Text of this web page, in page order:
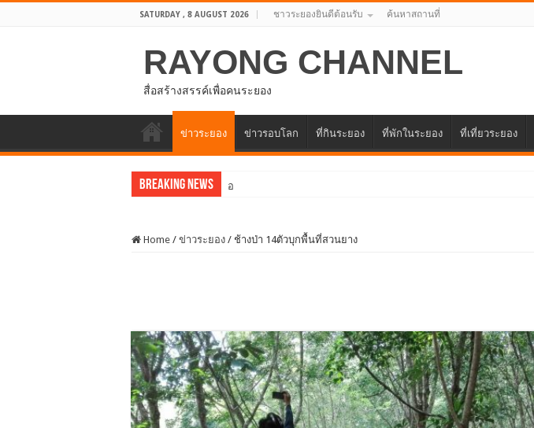
SATURDAY , 8 AUGUST 2026 ชาวระยองยินดีต้อนรับ ค้นหาสถานที่
RAYONG CHANNEL
สื่อสร้างสรรค์เพื่อคนระยอง
ข่าวระยอง ข่าวรอบโลก ที่กินระยอง ที่พักในระยอง ที่เที่ยวระยอง
Breaking News อบจ.ระยองต้อนรับคณะจากตัวแทนศูนย์ธุรกิจจีน – อา
Home / ข่าวระยอง / ช้างป่า 14ตัวบุกพื้นที่สวนยาง